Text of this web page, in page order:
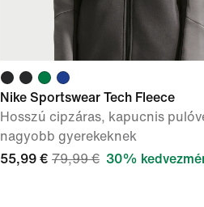
Nike Sportswear Tech Fleece
Hosszú cipzáras, kapucnis
nagyobb gyerekeknek
55,99 € 79,99 € 30%